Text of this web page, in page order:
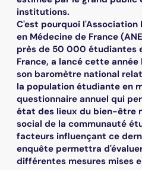
institutions.
C'est pourquoi
en Médecine de France
près de 50 000 étudiantes
France, a lancé cette
son baromètre national
la population étudiante en
questionnaire annuel qui
état des lieux du bien-être
social de la communauté
facteurs influençant ce
enquête permettra
différentes mesures mises